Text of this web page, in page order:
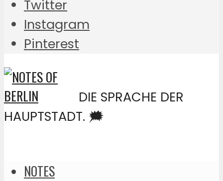
Twitter
Instagram
Pinterest
DIE SPRACHE DER
HAUPTSTADT. 🗯️
NOTES